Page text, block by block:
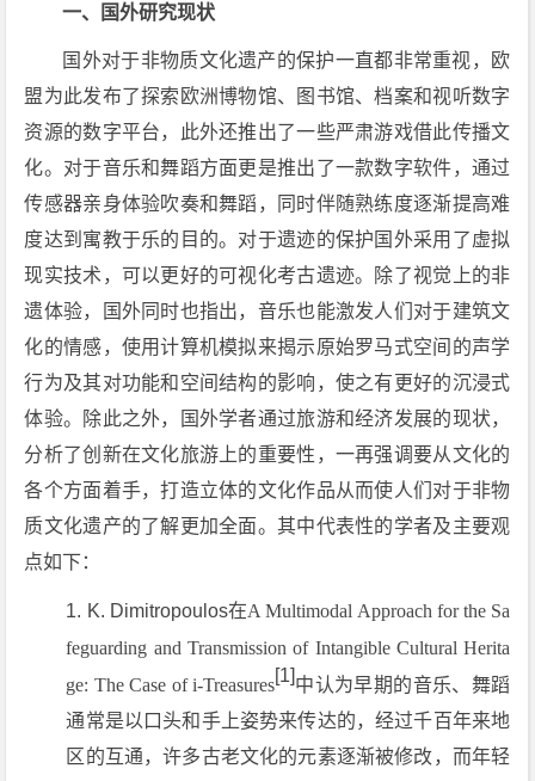
一、国外研究现状
国外对于非物质文化遗产的保护一直都非常重视，欧
盟为此发布了探索欧洲博物馆、图书馆、档案和视听数字
资源的数字平台，此外还推出了一些严肃游戏借此传播文
化。对于音乐和舞蹈方面更是推出了一款数字软件，通过
传感器亲身体验吹奏和舞蹈，同时伴随熟练度逐渐提高难
度达到寓教于乐的目的。对于遗迹的保护国外采用了虚拟
现实技术，可以更好的可视化考古遗迹。除了视觉上的非
遗体验，国外同时也指出，音乐也能激发人们对于建筑文
化的情感，使用计算机模拟来揭示原始罗马式空间的声学
行为及其对功能和空间结构的影响，使之有更好的沉浸式
体验。除此之外，国外学者通过旅游和经济发展的现状，
分析了创新在文化旅游上的重要性，一再强调要从文化的
各个方面着手，打造立体的文化作品从而使人们对于非物
质文化遗产的了解更加全面。其中代表性的学者及主要观
点如下：
K. Dimitropoulos在A Multimodal Approach for the Sa
feguarding and Transmission of Intangible Cultural Herita
ge: The Case of i-Treasures[1]中认为早期的音乐、舞蹈
通常是以口头和手上姿势来传达的，经过千百年来地
区的互通，许多古老文化的元素逐渐被修改，而年轻